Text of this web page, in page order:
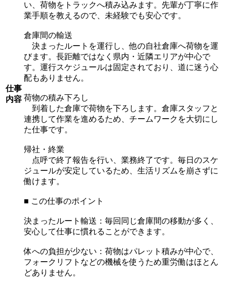
仕事
内容
い、荷物をトラックへ積み込みます。先輩が丁寧に作
業手順を教えるので、未経験でも安心です。
倉庫間の輸送
決まったルートを運行し、他の自社倉庫へ荷物を運
びます。長距離ではなく県内・近隣エリアが中心で
す。運行スケジュールは固定されており、道に迷う心
配もありません。
荷物の積み下ろし
到着した倉庫で荷物を下ろします。倉庫スタッフと
連携して作業を進めるため、チームワークを大切にし
た仕事です。
帰社・終業
点呼で終了報告を行い、業務終了です。毎日のスケ
ジュールが安定しているため、生活リズムを崩さずに
働けます。
■ この仕事のポイント
決まったルート輸送：毎回同じ倉庫間の移動が多く、
安心して仕事に慣れることができます。
体への負担が少ない：荷物はパレット積みが中心で、
フォークリフトなどの機械を使うため重労働はほとん
どありません。